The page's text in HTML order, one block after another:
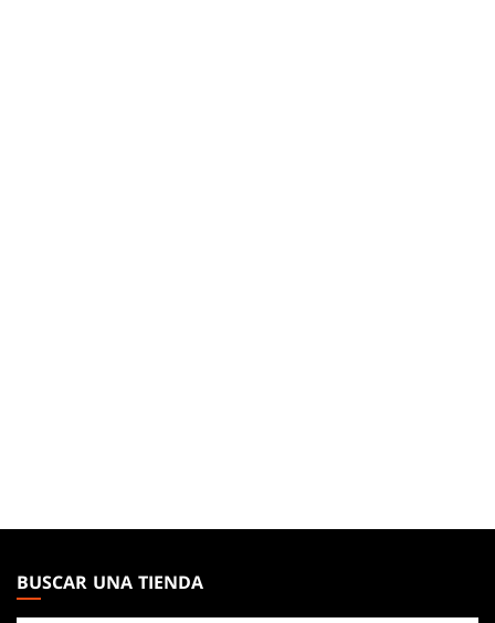
THE
GATHERING
BUSCAR UNA TIENDA